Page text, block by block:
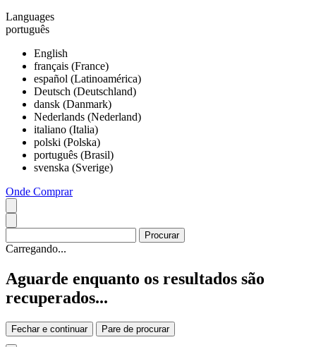
Languages
português
English
français (France)
español (Latinoamérica)
Deutsch (Deutschland)
dansk (Danmark)
Nederlands (Nederland)
italiano (Italia)
polski (Polska)
português (Brasil)
svenska (Sverige)
Onde Comprar
Carregando...
Aguarde enquanto os resultados são
recuperados...
Fechar e continuar Pare de procurar